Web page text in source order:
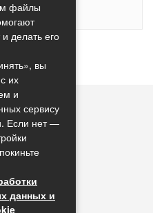
файлы
делать его
вы
их
и
сервису
Если нет —
данных и